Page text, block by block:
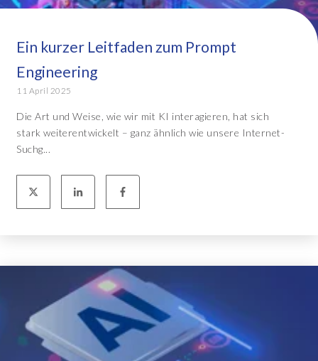
Ein kurzer Leitfaden zum Prompt
Engineering
11 April 2025
Die Art und Weise, wie wir mit KI interagieren, hat sich
stark weiterentwickelt – ganz ähnlich wie unsere Internet-
Suchg...